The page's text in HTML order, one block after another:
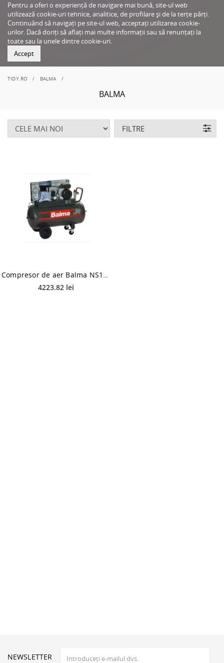
Pentru a oferi o experiență de navigare mai bună, site-ul web
utilizează cookie-uri tehnice, analitice, de profilare și de la terțe părți.
Continuând să navigați pe site-ul web, acceptați utilizarea cookie-
urilor. Dacă doriți să aflați mai multe informații sau să renunțați la
toate sau la unele dintre cookie-uri.
Accept
TIDY.RO BALMA
BALMA
FILTRE
4223.82 lei
NEWSLETTER